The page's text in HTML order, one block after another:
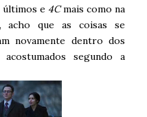
últimos e 4Cmais como na
acho que as coisas se
novamente dentro dos
segundo a